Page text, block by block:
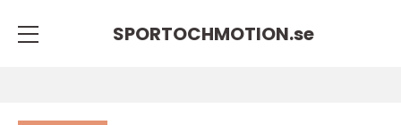
SPORTOCHMOTION.se